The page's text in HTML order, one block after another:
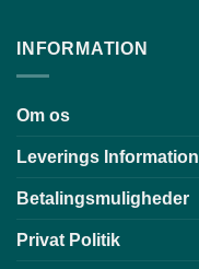
INFORMATION
Om os
Leverings Information
Betalingsmuligheder
Privat Politik